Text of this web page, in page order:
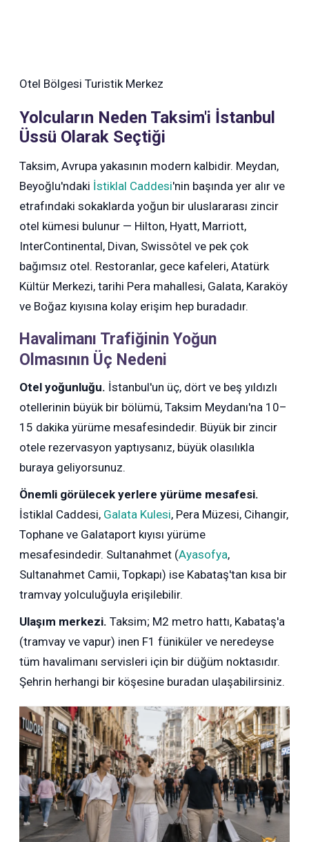
Otel Bölgesi Turistik Merkez
Yolcuların Neden Taksim'i İstanbul
Üssü Olarak Seçtiği
Taksim, Avrupa yakasının modern kalbidir. Meydan,
Beyoğlu'ndaki İstiklal Caddesi'nin başında yer alır ve
etrafındaki sokaklarda yoğun bir uluslararası zincir
otel kümesi bulunur — Hilton, Hyatt, Marriott,
InterContinental, Divan, Swissôtel ve pek çok
bağımsız otel. Restoranlar, gece kafeleri, Atatürk
Kültür Merkezi, tarihi Pera mahallesi, Galata, Karaköy
ve Boğaz kıyısına kolay erişim hep buradadır.
Havalimanı Trafiğinin Yoğun
Olmasının Üç Nedeni
Otel yoğunluğu. İstanbul'un üç, dört ve beş yıldızlı
otellerinin büyük bir bölümü, Taksim Meydanı'na 10–
15 dakika yürüme mesafesindedir. Büyük bir zincir
otele rezervasyon yaptıysanız, büyük olasılıkla
buraya geliyorsunuz.
Önemli görülecek yerlere yürüme mesafesi.
İstiklal Caddesi, Galata Kulesi, Pera Müzesi, Cihangir,
Tophane ve Galataport kıyısı yürüme
mesafesindedir. Sultanahmet (Ayasofya,
Sultanahmet Camii, Topkapı) ise Kabataş'tan kısa bir
tramvay yolculuğuyla erişilebilir.
Ulaşım merkezi. Taksim; M2 metro hattı, Kabataş'a
(tramvay ve vapur) inen F1 füniküler ve neredeyse
tüm havalimanı servisleri için bir düğüm noktasıdır.
Şehrin herhangi bir köşesine buradan ulaşabilirsiniz.